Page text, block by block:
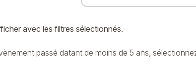
avec les filtres sélectionnés.
passé datant de moins de 5 ans,